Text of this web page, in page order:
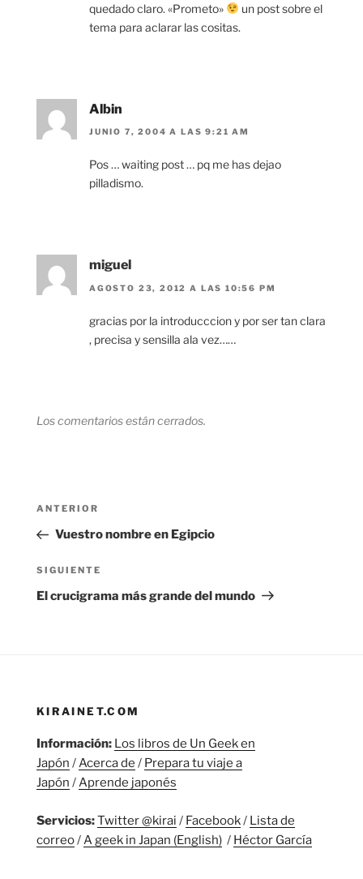
quedado claro. «Prometo»
un post sobre el
tema para aclarar las cositas.
Albin
JUNIO 7, 2004 A LAS 9:21 AM
Pos … waiting post … pq me has dejao
pilladismo.
miguel
AGOSTO 23, 2012 A LAS 10:56 PM
gracias por la introducccion y por ser tan clara
, precisa y sensilla ala vez……
Los comentarios están cerrados.
Navegación
entradas
Entrada
anterior:
ANTERIOR
Vuestro nombre en Egipcio
Siguiente
entrada
SIGUIENTE
El crucigrama más grande del mundo
KIRAINET.COM
Información: Los libros de Un Geek en
Japón /Acerca de / Prepara tu viaje a
Japón /Aprende japonés
Servicios:Twitter @kirai / Facebook/ Lista de
correo/ A geek in Japan (English) / Héctor García